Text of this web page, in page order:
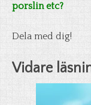
porslin etc?
Dela med dig!
Vidare